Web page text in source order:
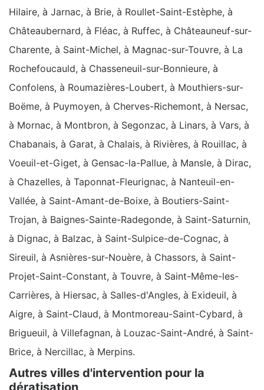
Hilaire, à Jarnac, à Brie, à Roullet-Saint-Estèphe, à
Châteaubernard, à Fléac, à Ruffec, à Châteauneuf-sur-
Charente, à Saint-Michel, à Magnac-sur-Touvre, à La
Rochefoucauld, à Chasseneuil-sur-Bonnieure, à
Confolens, à Roumazières-Loubert, à Mouthiers-sur-
Boëme, à Puymoyen, à Cherves-Richemont, à Nersac,
à Mornac, à Montbron, à Segonzac, à Linars, à Vars, à
Chabanais, à Garat, à Chalais, à Rivières, à Rouillac, à
Voeuil-et-Giget, à Gensac-la-Pallue, à Mansle, à Dirac,
à Chazelles, à Taponnat-Fleurignac, à Nanteuil-en-
Vallée, à Saint-Amant-de-Boixe, à Boutiers-Saint-
Trojan, à Baignes-Sainte-Radegonde, à Saint-Saturnin,
à Dignac, à Balzac, à Saint-Sulpice-de-Cognac, à
Sireuil, à Asnières-sur-Nouère, à Chassors, à Saint-
Projet-Saint-Constant, à Touvre, à Saint-Même-les-
Carrières, à Hiersac, à Salles-d'Angles, à Exideuil, à
Aigre, à Saint-Claud, à Montmoreau-Saint-Cybard, à
Brigueuil, à Villefagnan, à Louzac-Saint-André, à Saint-
Brice, à Nercillac, à Merpins.
Autres villes d'intervention pour la